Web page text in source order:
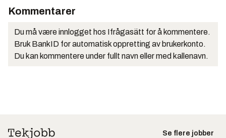
Kommentarer
Du må være innlogget hos Ifrågasätt for å kommentere.
Bruk BankID for automatisk oppretting av brukerkonto.
Du kan kommentere under fullt navn eller med kallenavn.
Se flere jobber